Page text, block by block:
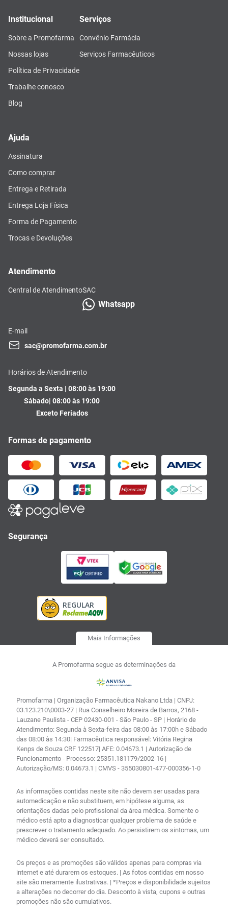
Institucional
Sobre a Promofarma
Nossas lojas
Política de Privacidade
Trabalhe conosco
Blog
Serviços
Convênio Farmácia
Serviços Farmacêuticos
Ajuda
Assinatura
Como comprar
Entrega e Retirada
Entrega Loja Física
Forma de Pagamento
Trocas e Devoluções
Atendimento
Central de AtendimentoSAC
Whatsapp
E-mail
sac@promofarma.com.br
Horários de Atendimento
Segunda a Sexta | 08:00 às 19:00
Sábado| 08:00 às 19:00
Exceto Feriados
Formas de pagamento
Segurança
Mais Informações
A Promofarma segue as determinações da
Promofarma | Organização Farmacêutica Nakano Ltda | CNPJ:
03.123.210\0003-27 | Rua Conselheiro Moreira de Barros, 2168 -
Lauzane Paulista - CEP 02430-001 - São Paulo - SP | Horário de
Atendimento: Segunda à Sexta-feira das 08:00 às 17:00h e Sábado
das 08:00 às 14:30| Farmacêutica responsável: Vitória Regina
Kenps de Souza CRF 122517| AFE: 0.04673.1 | Autorização de
Funcionamento - Processo: 25351.181179/2002-16 |
Autorização/MS: 0.04673.1 | CMVS - 355030801-477-000356-1-0
As informações contidas neste site não devem ser usadas para
automedicação e não substituem, em hipótese alguma, as
orientações dadas pelo profissional da área médica. Somente o
médico está apto a diagnosticar qualquer problema de saúde e
prescrever o tratamento adequado. Ao persistirem os sintomas, um
médico deverá ser consultado.
Os preços e as promoções são válidos apenas para compras via
internet e até durarem os estoques. | As fotos contidas em nosso
site são meramente ilustrativas. | *Preços e disponibilidade sujeitos
a alterações no decorrer do dia. Desconto à vista, cupons e outras
promoções não são cumulativos.